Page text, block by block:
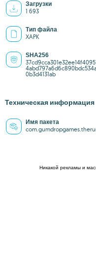
Загрузки
1 693
Тип файла
XAPK
SHA256
0b3d4131ab
Техническая информация
Имя пакета
Никакой рекламы и